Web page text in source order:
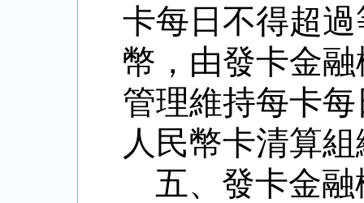
卡每日不得超
幣，由發卡金
管理維持每卡
人民幣卡清算
五、發卡金